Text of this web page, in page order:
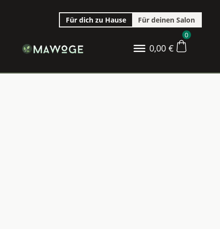
Für dich zu Hause Für deinen Salon
0,00 €
0